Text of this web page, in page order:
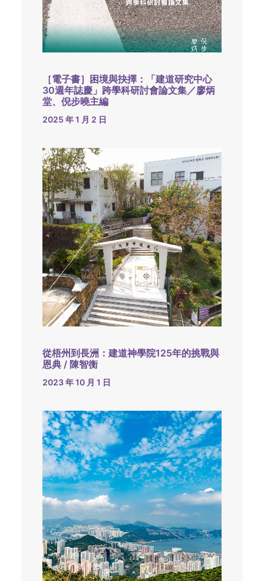
［電子書］困境與抉擇：「建道研究中心
30週年誌慶」跨學科研討會論文集／廖炳
堂、倪步曉主編
2025 年 1 月 2 日
從梧州到長洲：建道神學院125年的挑戰與
恩典 / 陳智衡
2023 年 10 月 1 日